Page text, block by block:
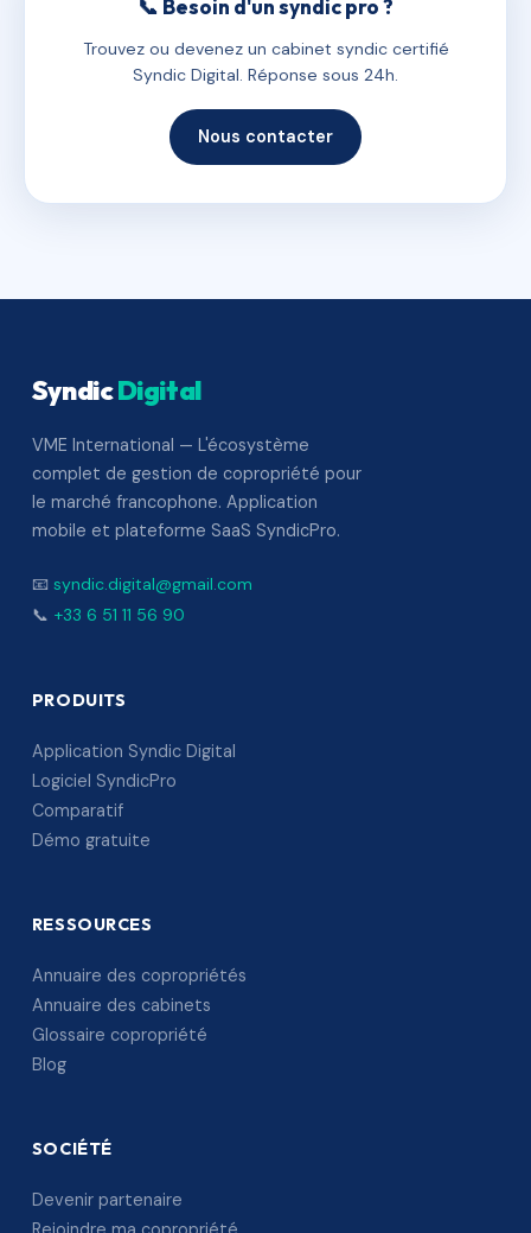
📞 Besoin d'un syndic pro ?
Trouvez ou devenez un cabinet syndic certifié
Syndic Digital. Réponse sous 24h.
Nous contacter
SyndicDigital
VME International — L'écosystème
complet de gestion de copropriété pour
le marché francophone. Application
mobile et plateforme SaaS SyndicPro.
📧 syndic.digital@gmail.com
📞 +33 6 51 11 56 90
PRODUITS
Application Syndic Digital
Logiciel SyndicPro
Comparatif
Démo gratuite
RESSOURCES
Annuaire des copropriétés
Annuaire des cabinets
Glossaire copropriété
Blog
SOCIÉTÉ
Devenir partenaire